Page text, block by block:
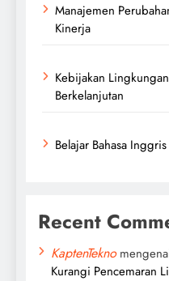
Manajemen
Kinerja
Kebijakan
Berkelanjutan
Belajar Bahasa
Recent
KaptenTekno
Kurangi Pencemaran